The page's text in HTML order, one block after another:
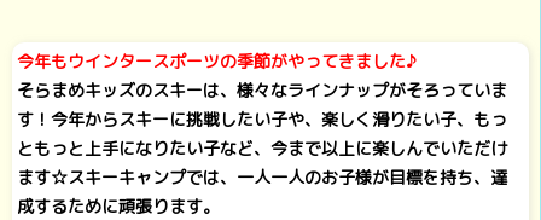
今年もウインタースポーツの季節がやってきました♪
そらまめキッズのスキーは、様々なラインナップがそろっていま
す！今年からスキーに挑戦したい子や、楽しく滑りたい子、もっ
ともっと上手になりたい子など、今まで以上に楽しんでいただけ
ます☆スキーキャンプでは、一人一人のお子様が目標を持ち、達
成するために頑張ります。